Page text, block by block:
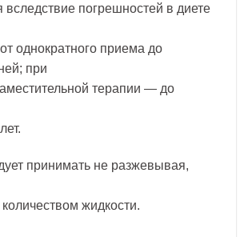
погрешностей в диете
однократного приема до
при
терапии — до
принимать не разжевывая,
жидкости.